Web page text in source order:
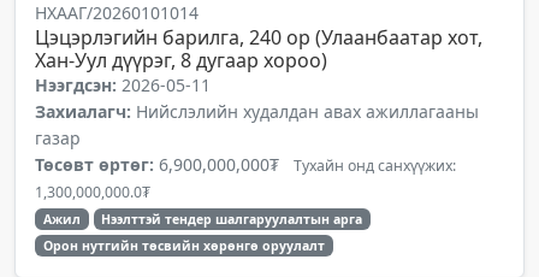
НХААГ/20260101014
Цэцэрлэгийн барилга, 240 ор (Улаанбаатар хот,
Хан-Уул дүүрэг, 8 дугаар хороо)
Нээгдсэн: 2026-05-11
Захиалагч: Нийслэлийн худалдан авах ажиллагааны
газар
Төсөвт өртөг: 6,900,000,000₮ Тухайн онд санхүүжих:
1,300,000,000.0₮
Ажил
Нээлттэй тендер шалгаруулалтын арга
Орон нутгийн төсвийн хөрөнгө оруулалт